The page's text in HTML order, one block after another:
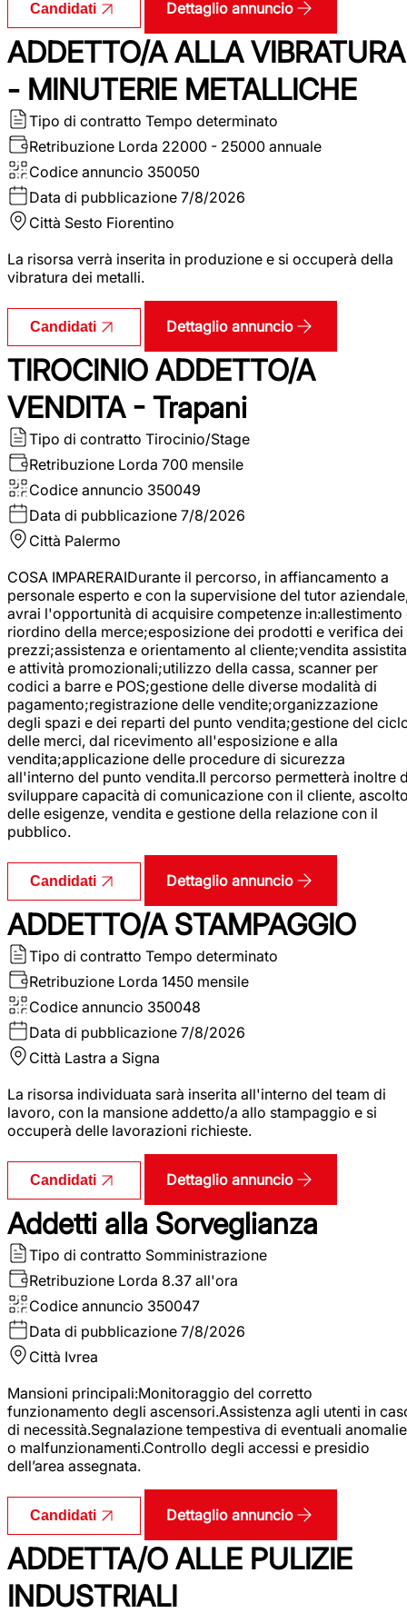
Candidati Dettaglio annuncio
ADDETTO/A ALLA VIBRATURA
- MINUTERIE METALLICHE
Tipo di contratto Tempo determinato
Retribuzione Lorda 22000 - 25000 annuale
Codice annuncio 350050
Data di pubblicazione 7/8/2026
Città Sesto Fiorentino
La risorsa verrà inserita in produzione e si occuperà della
vibratura dei metalli.
Candidati Dettaglio annuncio
TIROCINIO ADDETTO/A
VENDITA - Trapani
Tipo di contratto Tirocinio/Stage
Retribuzione Lorda 700 mensile
Codice annuncio 350049
Data di pubblicazione 7/8/2026
Città Palermo
COSA IMPARERAIDurante il percorso, in affiancamento a
personale esperto e con la supervisione del tutor
avrai l'opportunità di acquisire competenze in:allestimento
riordino della merce;esposizione dei prodotti e verifica dei
prezzi;assistenza e orientamento al cliente;vendita assistita
e attività promozionali;utilizzo della cassa, scanner per
codici a barre e POS;gestione delle diverse modalità di
pagamento;registrazione delle vendite;organizzazione
degli spazi e dei reparti del punto vendita;gestione del
delle merci, dal ricevimento all'esposizione e alla
vendita;applicazione delle procedure di sicurezza
all'interno del punto vendita.Il percorso permetterà inoltre
sviluppare capacità di comunicazione con il cliente,
delle esigenze, vendita e gestione della relazione con il
pubblico.
Candidati Dettaglio annuncio
ADDETTO/A STAMPAGGIO
Tipo di contratto Tempo determinato
Retribuzione Lorda 1450 mensile
Codice annuncio 350048
Data di pubblicazione 7/8/2026
Città Lastra a Signa
La risorsa individuata sarà inserita all'interno del team di
lavoro, con la mansione addetto/a allo stampaggio e si
occuperà delle lavorazioni richieste.
Candidati Dettaglio annuncio
Addetti alla Sorveglianza
Tipo di contratto Somministrazione
Retribuzione Lorda 8.37 all'ora
Codice annuncio 350047
Data di pubblicazione 7/8/2026
Città Ivrea
Mansioni principali:Monitoraggio del corretto
funzionamento degli ascensori.Assistenza agli utenti in
di necessità.Segnalazione tempestiva di eventuali anomalie
o malfunzionamenti.Controllo degli accessi e presidio
dell’area assegnata.
Candidati Dettaglio annuncio
ADDETTA/O ALLE PULIZIE
INDUSTRIALI